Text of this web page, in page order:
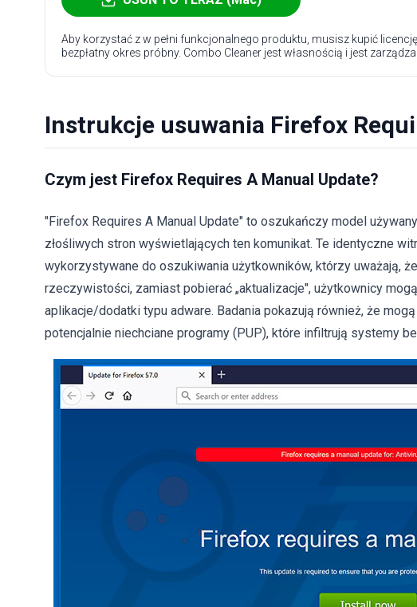
Aby korzystać z w pełni funkcjonalnego produktu, musisz kupić
bezpłatny okres próbny. Combo Cleaner jest własnością i jest
Instrukcje usuwania Firefox
Czym jest Firefox Requires A Manual Update?
"Firefox Requires A Manual Update" to oszukańczy model
złośliwych stron wyświetlających ten komunikat. Te identyczne
wykorzystywane do oszukiwania użytkowników, którzy uważają,
rzeczywistości, zamiast pobierać „aktualizacje", użytkownicy
aplikacje/dodatki typu adware. Badania pokazują również, że
potencjalnie niechciane programy (PUP), które infiltrują systemy